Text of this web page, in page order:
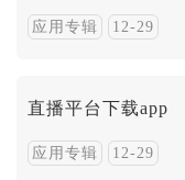
应用专辑 12-29
直播平台下载app
应用专辑 12-29